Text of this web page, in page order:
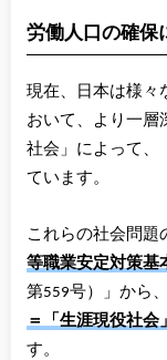
労働人口の確保
現在、日本は様々
おいて、より一層
社会」によって、
ています。
これらの社会問題
等職業安定対策基
第559号）」から
＝「生涯現役社会」
す。